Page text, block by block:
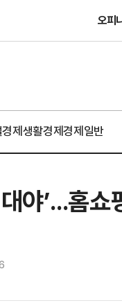
오피
제생활경제경제일반
야’...홈